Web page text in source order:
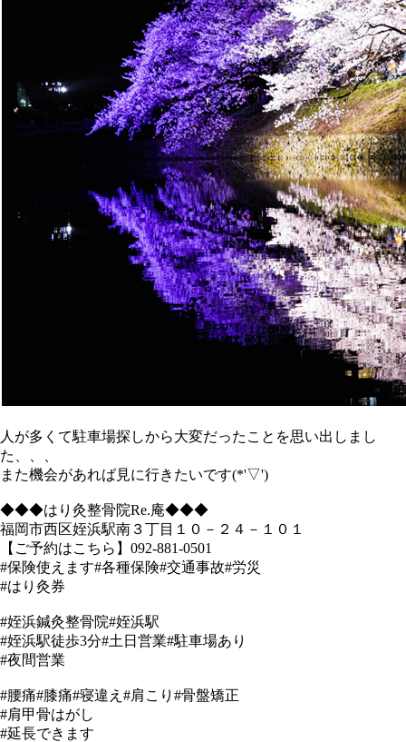
人が多くて駐車場探しから大変だったことを思い出しまし
た、、、
また機会があれば見に行きたいです(*'▽')
◆◆◆はり灸整骨院Re.庵◆◆◆
福岡市西区姪浜駅南３丁目１０－２４－１０１
【ご予約はこちら】092-881-0501
#保険使えます#各種保険#交通事故#労災
#はり灸券
#姪浜鍼灸整骨院#姪浜駅
#姪浜駅徒歩3分#土日営業#駐車場あり
#夜間営業
#腰痛#膝痛#寝違え#肩こり#骨盤矯正
#肩甲骨はがし
#延長できます